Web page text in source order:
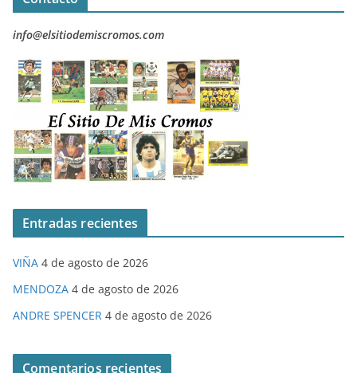
info@elsitiodemiscromos.com
Entradas recientes
VIÑA 4 de agosto de 2026
MENDOZA 4 de agosto de 2026
ANDRE SPENCER 4 de agosto de 2026
Comentarios recientes